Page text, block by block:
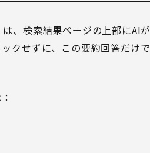
、検索結果ページの上部にAIが
クせずに、この要約回答だけで